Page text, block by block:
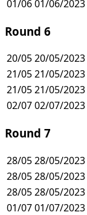
01/0601/06/2023
Round 6
20/0520/05/2023
21/0521/05/2023
21/0521/05/2023
02/0702/07/2023
Round 7
28/0528/05/2023
28/0528/05/2023
28/0528/05/2023
01/0701/07/2023